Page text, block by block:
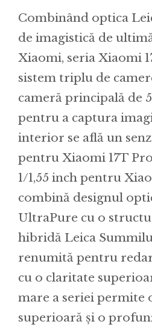
Combinând optica
de imagistică de
Xiaomi, seria Xiaomi
sistem triplu de
cameră principală de
pentru a captura
interior se află un
pentru Xiaomi 17T
1/1,55 inch pentru
combină designul
UltraPure cu o
hibridă Leica
renumită pentru
cu o claritate
mare a seriei permite
superioară și o